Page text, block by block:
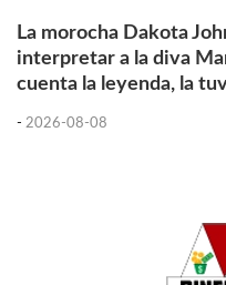
La morocha Dakota
interpretar a la diva
cuenta la leyenda, la
- 2026-08-08